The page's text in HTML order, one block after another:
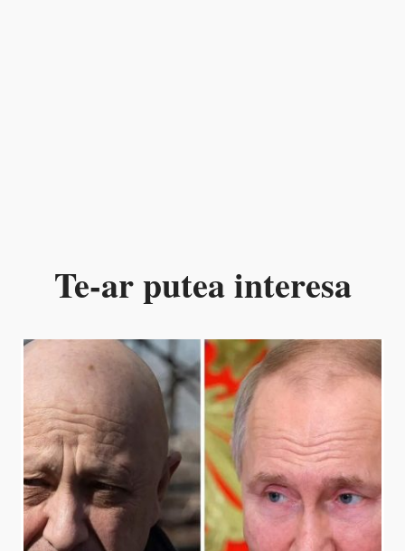
Te-ar putea interesa